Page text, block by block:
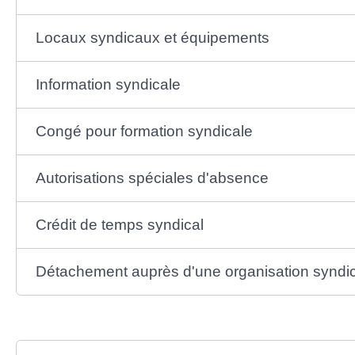
Locaux syndicaux et équipements
Information syndicale
Congé pour formation syndicale
Autorisations spéciales d'absence
Crédit de temps syndical
Détachement auprès d'une organisation